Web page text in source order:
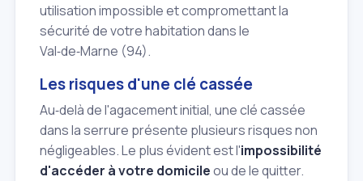
utilisation impossible et compromettant la
sécurité de votre habitation dans le
Val‑de‑Marne (94).
Les risques d'une clé cassée
Au‑delà de l'agacement initial, une clé cassée
dans la serrure présente plusieurs risques non
négligeables. Le plus évident est l'impossibilité
d'accéder à votre domicileou de le quitter.